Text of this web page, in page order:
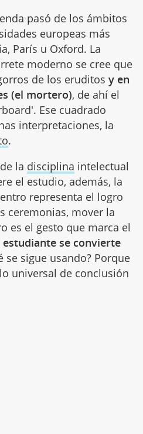
pasó de los ámbitos
europeas más
París u Oxford. La
moderno se cree que
de los eruditos y en
(el mortero), de ahí el
Ese cuadrado
interpretaciones, la
.
la disciplina intelectual
el estudio, además, la
representa el logro
ceremonias, mover la
es el gesto que marca el
estudiante se convierte
se sigue usando? Porque
universal de conclusión